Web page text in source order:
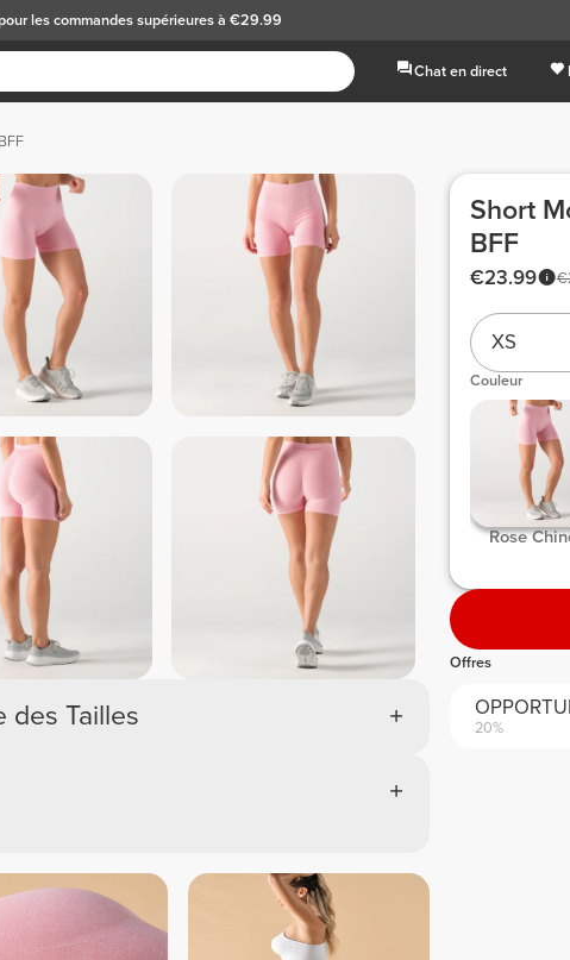
les commandes supérieures à €29.99
Chat en direct
des Tailles
Short
BFF
€23.99
XS
Couleur
Rose
Offres
20%